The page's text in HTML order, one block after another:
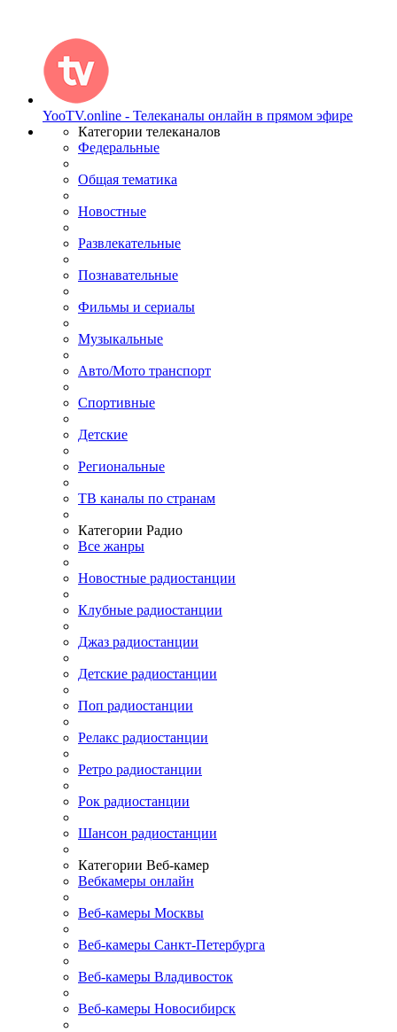
YooTV.online - Телеканалы онлайн в прямом эфире
Категории телеканалов
Федеральные
Общая тематика
Новостные
Развлекательные
Познавательные
Фильмы и сериалы
Музыкальные
Авто/Мото транспорт
Спортивные
Детские
Региональные
ТВ каналы по странам
Категории Радио
Все жанры
Новостные радиостанции
Клубные радиостанции
Джаз радиостанции
Детские радиостанции
Поп радиостанции
Релакс радиостанции
Ретро радиостанции
Рок радиостанции
Шансон радиостанции
Категории Веб-камер
Вебкамеры онлайн
Веб-камеры Москвы
Веб-камеры Санкт-Петербурга
Веб-камеры Владивосток
Веб-камеры Новосибирск